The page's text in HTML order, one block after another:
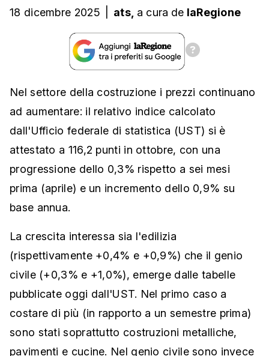
18 dicembre 2025 ats, a cura de laRegione
Nel settore della costruzione i prezzi continuano
ad aumentare: il relativo indice calcolato
dall'Ufficio federale di statistica (UST) si è
attestato a 116,2 punti in ottobre, con una
progressione dello 0,3% rispetto a sei mesi
prima (aprile) e un incremento dello 0,9% su
base annua.
La crescita interessa sia l'edilizia
(rispettivamente +0,4% e +0,9%) che il genio
civile (+0,3% e +1,0%), emerge dalle tabelle
pubblicate oggi dall'UST. Nel primo caso a
costare di più (in rapporto a un semestre prima)
sono stati soprattutto costruzioni metalliche,
pavimenti e cucine. Nel genio civile sono invece